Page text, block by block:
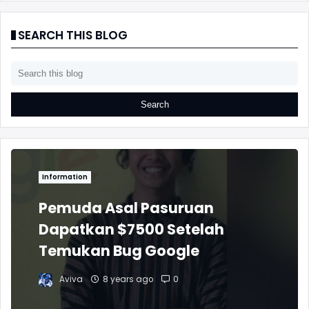
SEARCH THIS BLOG
Information
Pemuda Asal Pasuruan
Dapatkan $7500 Setelah
Temukan Bug Google
Aviva 8 years ago 0